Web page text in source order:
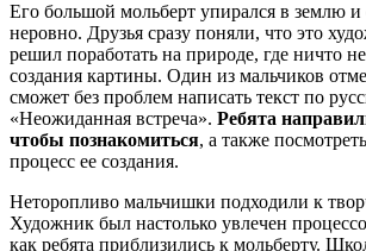
Его большой мольберт упирался в землю и
неровно. Друзья сразу поняли, что это
решил поработать на природе, где ничто
создания картины. Один из мальчиков
сможет без проблем написать текст по
«Неожиданная встреча». Ребята
чтобы познакомиться, а также
процесс ее создания.
Неторопливо мальчишки подходили к
Художник был настолько увлечен
как ребята приблизились к мольберту.